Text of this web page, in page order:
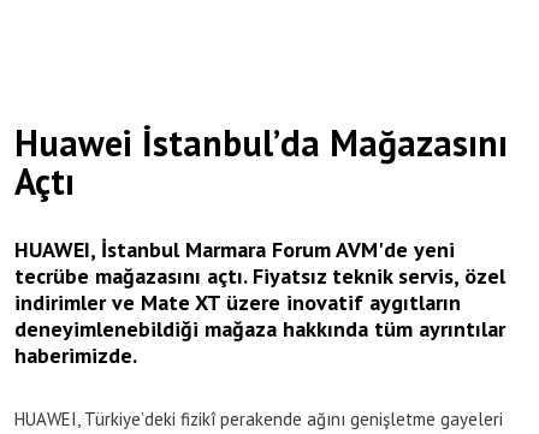
Huawei İstanbul’da Mağazasını
Açtı
HUAWEI, İstanbul Marmara Forum AVM'de yeni
tecrübe mağazasını açtı. Fiyatsız teknik servis, özel
indirimler ve Mate XT üzere inovatif aygıtların
deneyimlenebildiği mağaza hakkında tüm ayrıntılar
haberimizde.
HUAWEI, Türkiye’deki fizikî perakende ağını genişletme gayeleri